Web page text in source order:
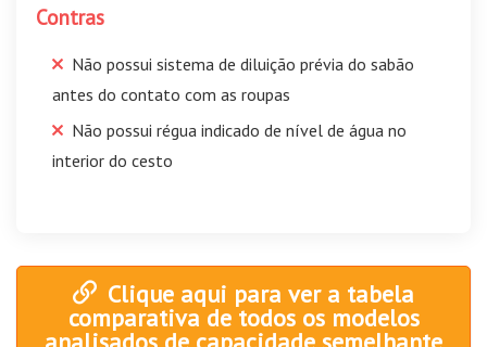
Contras
Não possui sistema de diluição prévia do sabão
antes do contato com as roupas
Não possui régua indicado de nível de água no
interior do cesto
Clique aqui para ver a tabela
comparativa de todos os modelos